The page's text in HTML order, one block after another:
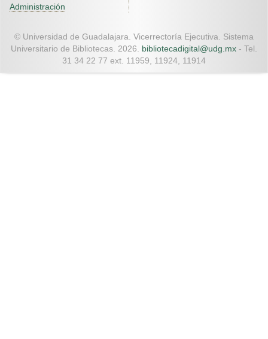
Administración
© Universidad de Guadalajara. Vicerrectoría Ejecutiva. Sistema
Universitario de Bibliotecas. 2026. bibliotecadigital@udg.mx - Tel.
31 34 22 77 ext. 11959, 11924, 11914